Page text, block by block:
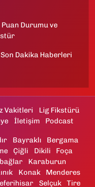
Puan Durumu ve
Son Dakika Haberleri
Vakitleri
Lig Fikstürü
İletişim Podcast
Bayraklı
Bergama
Çiğli Dikili
Foça
Karaburun
Konak
Menderes
Selçuk Tire